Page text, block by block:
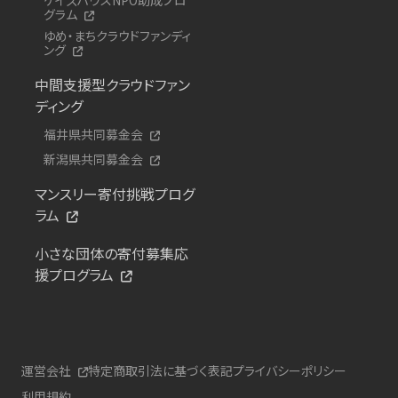
グラム
ゆめ・まちクラウドファンディ
ング
中間支援型クラウドファン
ディング
福井県共同募金会
新潟県共同募金会
マンスリー寄付挑戦プログ
ラム
小さな団体の寄付募集応
援プログラム
運営会社 特定商取引法に基づく表記プライバシーポリシー